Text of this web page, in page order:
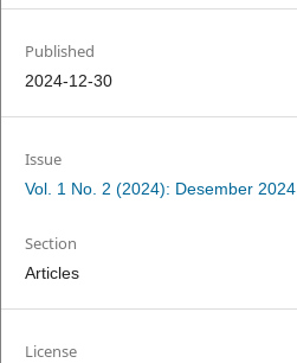
Published
2024-12-30
Issue
Vol. 1 No. 2 (2024): Desember 2024
Section
Articles
License